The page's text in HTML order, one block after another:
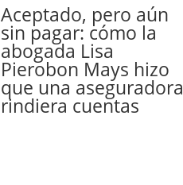
Aceptado, pero aún
sin pagar: cómo la
abogada Lisa
Pierobon Mays hizo
que una aseguradora
rindiera cuentas